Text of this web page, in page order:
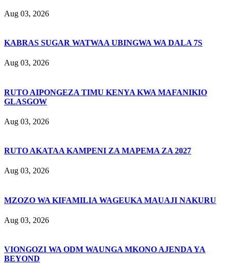
Aug 03, 2026
KABRAS SUGAR WATWAA UBINGWA WA DALA 7S
Aug 03, 2026
RUTO AIPONGEZA TIMU KENYA KWA MAFANIKIO
GLASGOW
Aug 03, 2026
RUTO AKATAA KAMPENI ZA MAPEMA ZA 2027
Aug 03, 2026
MZOZO WA KIFAMILIA WAGEUKA MAUAJI NAKURU
Aug 03, 2026
VIONGOZI WA ODM WAUNGA MKONO AJENDA YA
BEYOND